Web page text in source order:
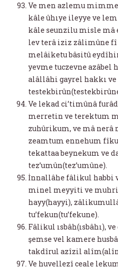
Ve men azlemu
kâle ûhıye ileyye ve
kâle seunzilu misle mâ
lev terâ iziz zâlimûne
melâiketu bâsitû
yevme tuczevne
alâllâhi gayrel hakkı
Ve lekad ci’timûnâ
merretin ve terektum
zuhûrikum, ve mâ nerâ
zeamtum ennehum
tekattaa beynekum ve
tez’umûn(tez’umûne).
İnnallâhe fâlikul habbi
minel meyyiti ve
hayy(hayyi),
tu’fekun(tu’fekune).
Fâlikul ısbâh(ısbâhı),
şemse vel kamere
takdîrul azîzil
Ve huvellezî ceale